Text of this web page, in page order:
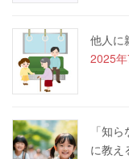
他人に
2025
「知
に教え